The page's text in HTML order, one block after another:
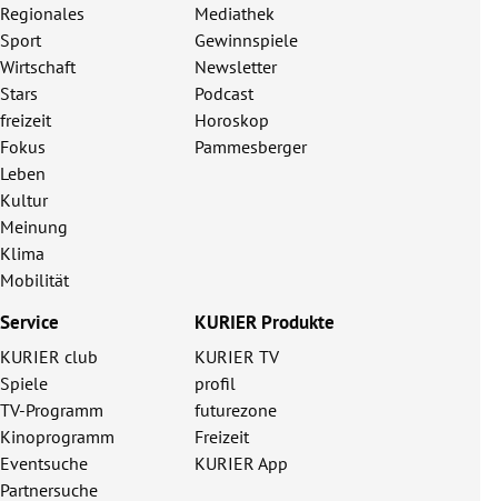
Regionales
Sport
Wirtschaft
Stars
freizeit
Fokus
Leben
Kultur
Meinung
Klima
Mobilität
Mediathek
Gewinnspiele
Newsletter
Podcast
Horoskop
Pammesberger
Service
KURIER club
Spiele
TV-Programm
Kinoprogramm
Eventsuche
Partnersuche
KURIER Produkte
KURIER TV
profil
futurezone
Freizeit
KURIER App